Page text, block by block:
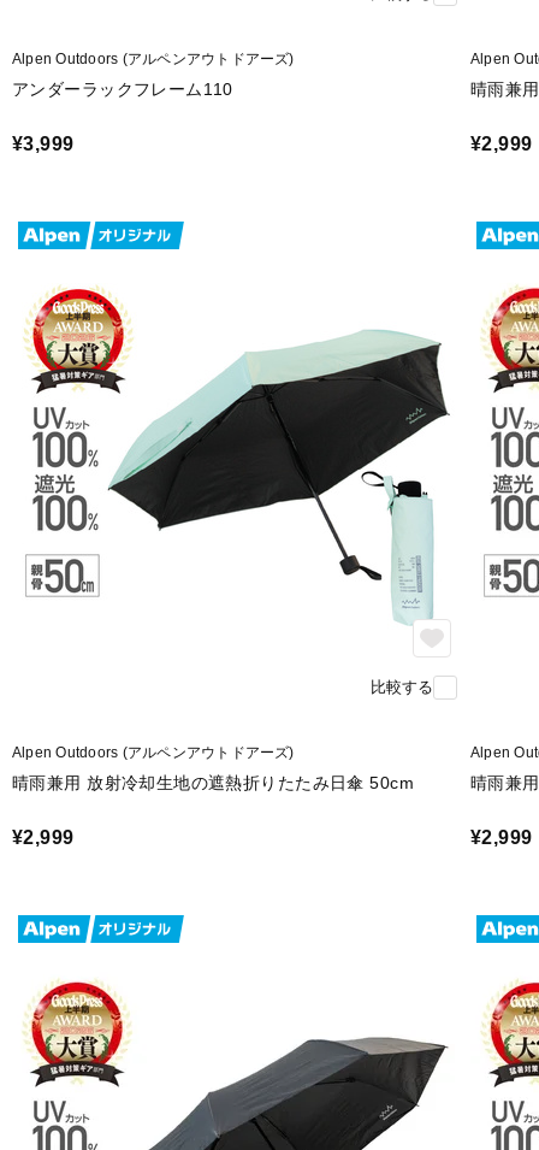
Alpen Outdoors (アルペンアウトドアーズ)
アンダーラックフレーム110
¥3,999
Alpen
晴雨兼
¥2,999
比較する
Alpen Outdoors (アルペンアウトドアーズ)
晴雨兼用 放射冷却生地の遮熱折りたたみ日傘 50cm
¥2,999
Alpen
晴雨兼
¥2,999